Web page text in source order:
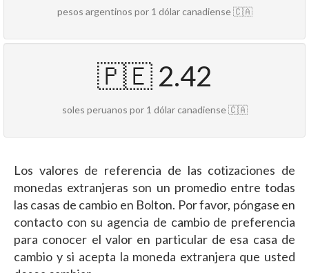
pesos argentinos por 1 dólar canadiense 🇨🇦
🇵🇪 2.42
soles peruanos por 1 dólar canadiense 🇨🇦
Los valores de referencia de las cotizaciones de
monedas extranjeras son un promedio entre todas
las casas de cambio en Bolton. Por favor, póngase en
contacto con su agencia de cambio de preferencia
para conocer el valor en particular de esa casa de
cambio y si acepta la moneda extranjera que usted